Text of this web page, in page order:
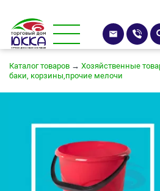
Каталог товаров → Хозяйственные
баки, корзины,прочие мелочи